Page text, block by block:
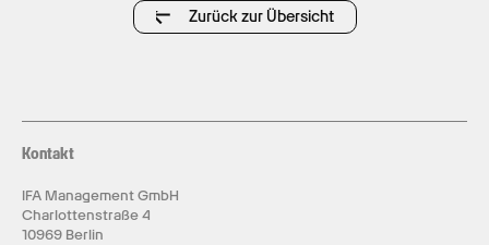
Zurück zur Übersicht
Kontakt
IFA Management GmbH
Charlottenstraße 4
10969 Berlin